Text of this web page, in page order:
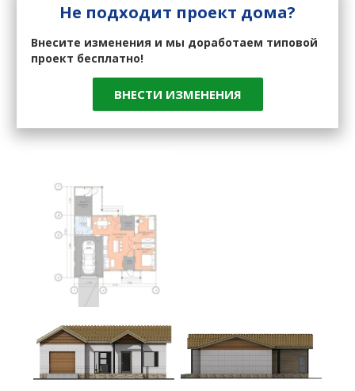
Не подходит проект дома?
Внесите изменения и мы доработаем типовой
проект бесплатно!
ВНЕСТИ ИЗМЕНЕНИЯ